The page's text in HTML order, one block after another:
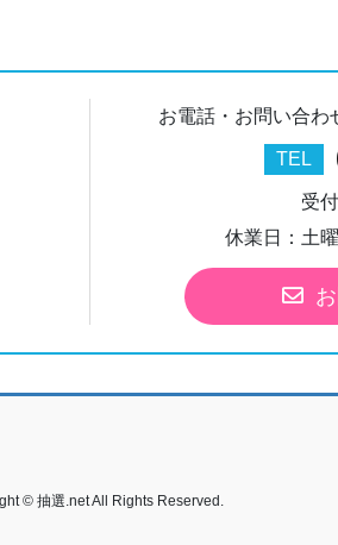
お電話・お問い合わ
TEL
受
休業日：土
© 抽選.net All Rights Reserved.